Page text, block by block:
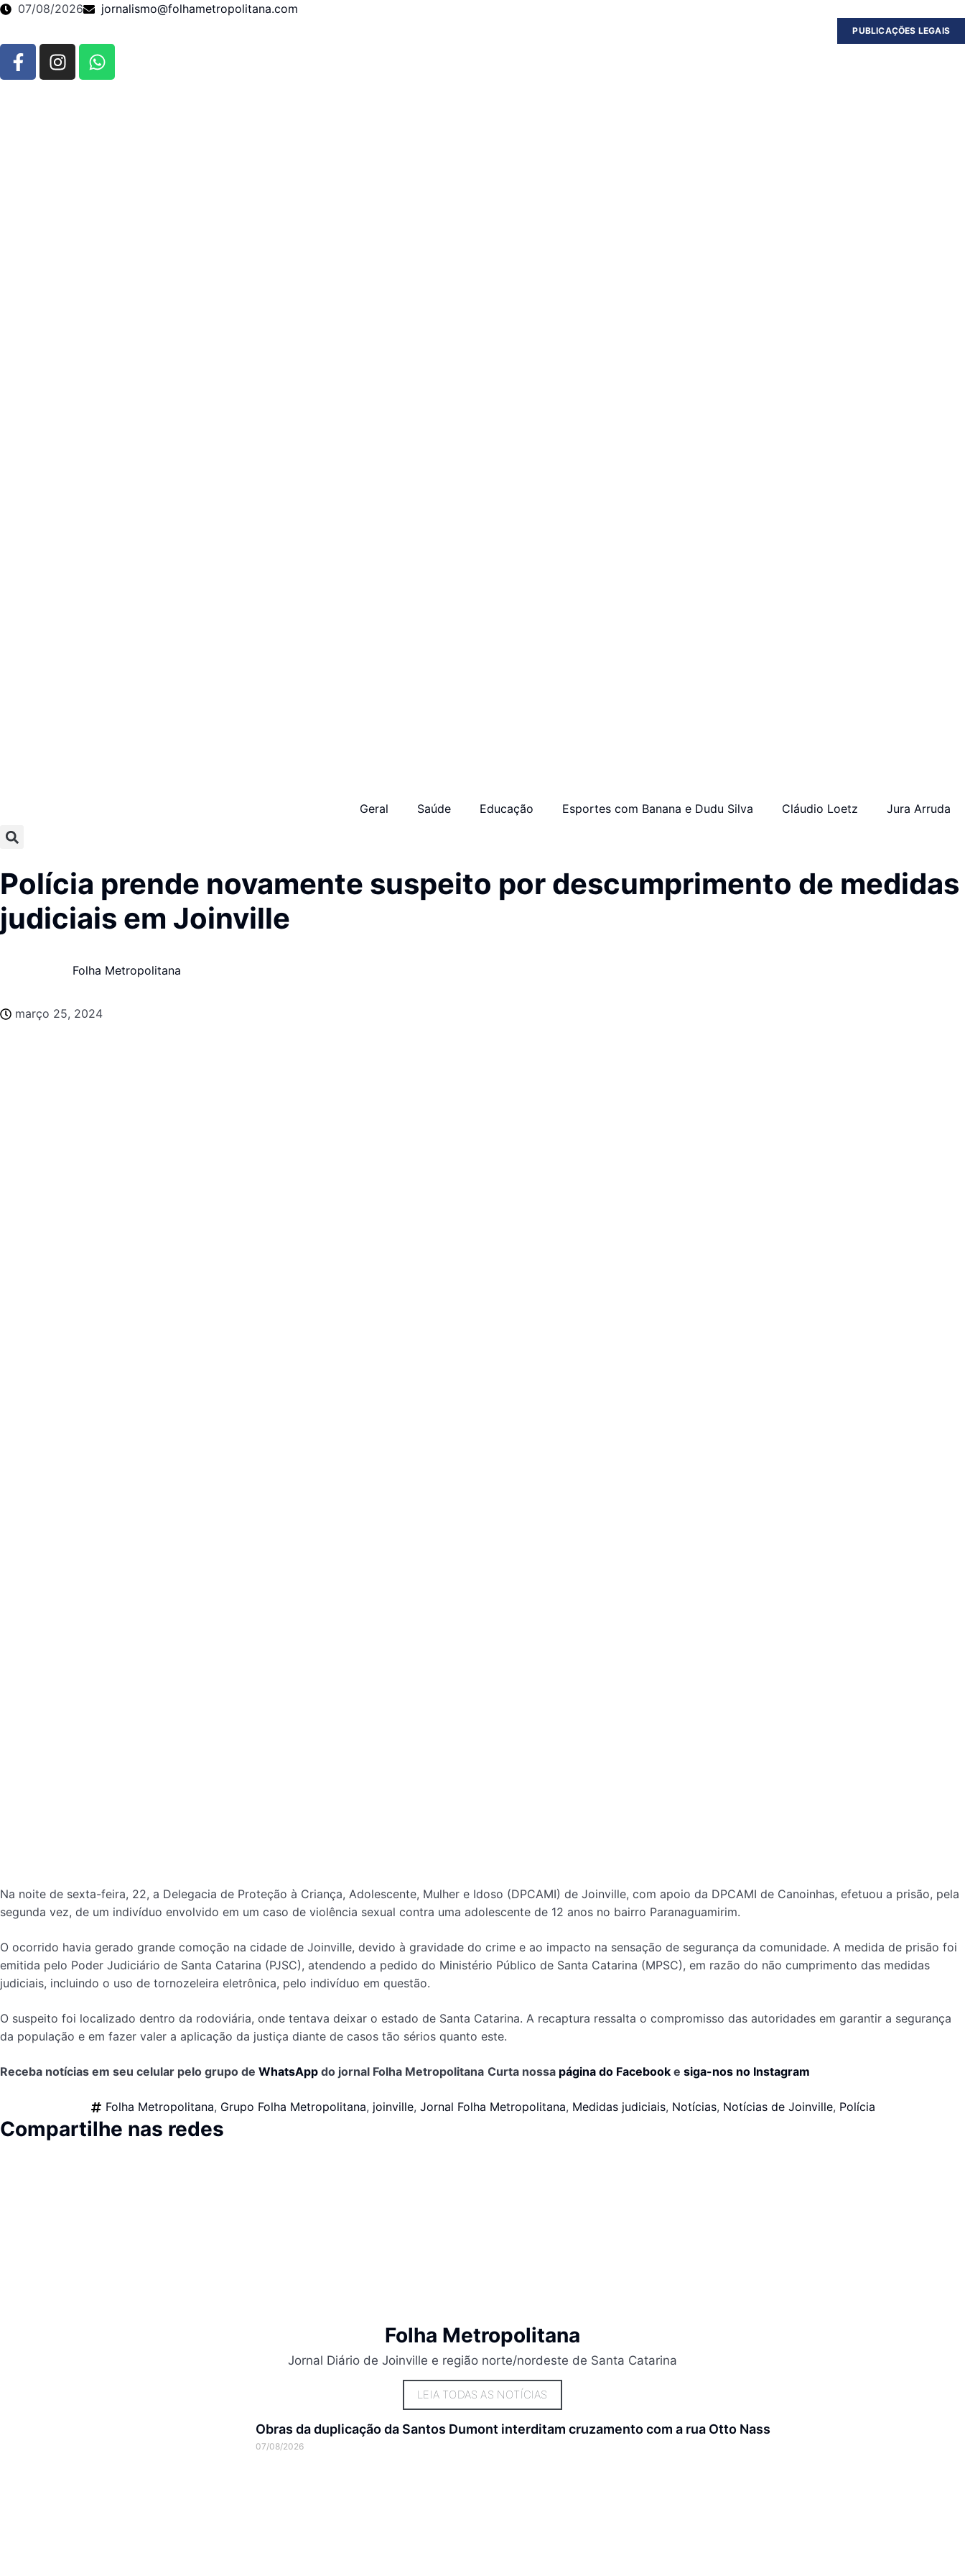
07/08/2026 jornalismo@folhametropolitana.com
PUBLICAÇÕES LEGAIS
Geral Saúde Educação Esportes com Banana e Dudu Silva Cláudio Loetz Jura Arruda
Polícia prende novamente suspeito por descumprimento de medidas
judiciais em Joinville
Folha Metropolitana
março 25, 2024
Na noite de sexta-feira, 22, a Delegacia de Proteção à Criança, Adolescente, Mulher e Idoso (DPCAMI) de Joinville, com apoio da DPCAMI de Canoinhas, efetuou a prisão, pela
segunda vez, de um indivíduo envolvido em um caso de violência sexual contra uma adolescente de 12 anos no bairro Paranaguamirim.
O ocorrido havia gerado grande comoção na cidade de Joinville, devido à gravidade do crime e ao impacto na sensação de segurança da comunidade. A medida de prisão foi
emitida pelo Poder Judiciário de Santa Catarina (PJSC), atendendo a pedido do Ministério Público de Santa Catarina (MPSC), em razão do não cumprimento das medidas
judiciais, incluindo o uso de tornozeleira eletrônica, pelo indivíduo em questão.
O suspeito foi localizado dentro da rodoviária, onde tentava deixar o estado de Santa Catarina. A recaptura ressalta o compromisso das autoridades em garantir a segurança
da população e em fazer valer a aplicação da justiça diante de casos tão sérios quanto este.
Receba notícias em seu celular pelo grupo de WhatsApp do jornal Folha Metropolitana Curta nossa página do Facebook e siga-nos no Instagram
Folha Metropolitana, Grupo Folha Metropolitana, joinville, Jornal Folha Metropolitana, Medidas judiciais, Notícias, Notícias de Joinville, Polícia
Compartilhe nas redes
Folha Metropolitana
Jornal Diário de Joinville e região norte/nordeste de Santa Catarina
LEIA TODAS AS NOTÍCIAS
Obras da duplicação da Santos Dumont interditam cruzamento com a rua Otto Nass
07/08/2026